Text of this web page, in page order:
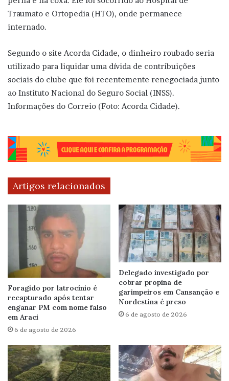
Traumato e Ortopedia (HTO), onde permanece
internado.
Segundo o site Acorda Cidade, o dinheiro roubado seria
utilizado para liquidar uma dívida de contribuições
sociais do clube que foi recentemente renegociada junto
ao Instituto Nacional do Seguro Social (INSS).
Informações do Correio (Foto: Acorda Cidade).
Artigos relacionados
Foragido por latrocínio é
recapturado após tentar
enganar PM com nome falso
em Araci
6 de agosto de 2026
Delegado investigado por
cobrar propina de
garimpeiros em Cansanção e
Nordestina é preso
6 de agosto de 2026